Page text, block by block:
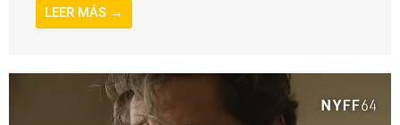
LEER MÁS →